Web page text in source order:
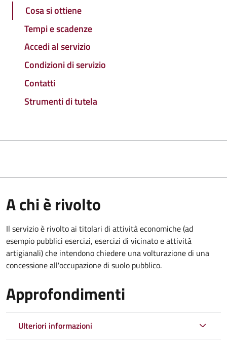
Cosa si ottiene
Tempi e scadenze
Accedi al servizio
Condizioni di servizio
Contatti
Strumenti di tutela
A chi è rivolto
Il servizio è rivolto ai titolari di attività economiche (ad
esempio pubblici esercizi, esercizi di vicinato e attività
artigianali) che intendono chiedere una volturazione di una
concessione all'occupazione di suolo pubblico.
Approfondimenti
Ulteriori informazioni